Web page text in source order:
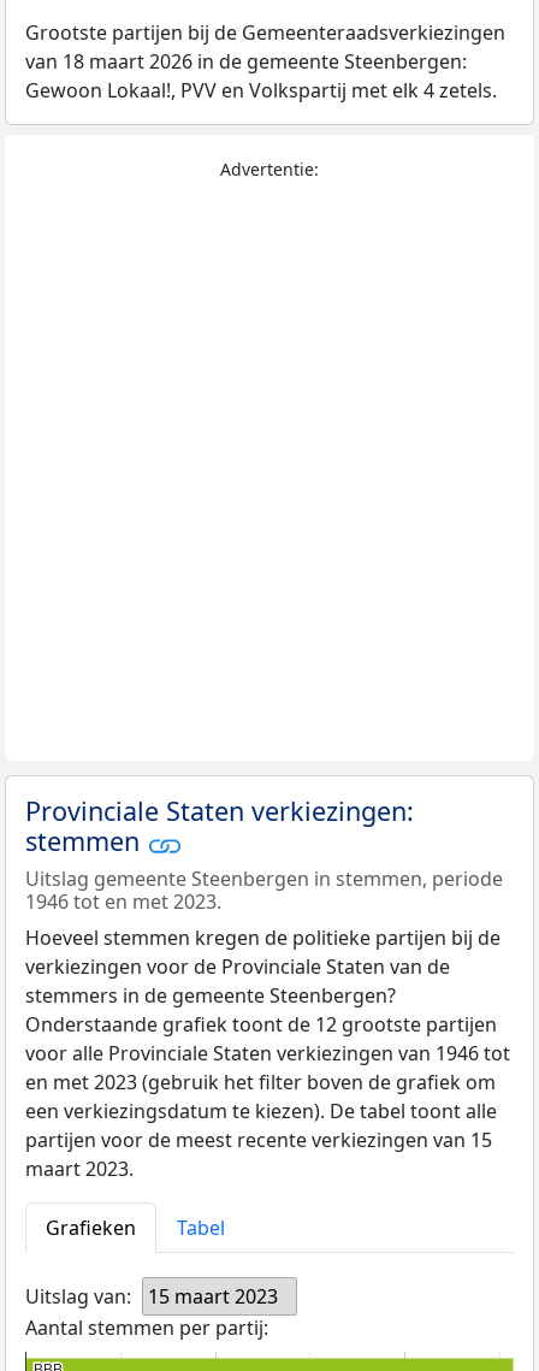
Grootste partijen bij de Gemeenteraadsverkiezingen
van 18 maart 2026 in de gemeente Steenbergen:
Gewoon Lokaal!, PVV en Volkspartij met elk 4 zetels.
Advertentie:
Provinciale Staten verkiezingen:
stemmen
Uitslag gemeente Steenbergen in stemmen, periode
1946 tot en met 2023.
Hoeveel stemmen kregen de politieke partijen bij de
verkiezingen voor de Provinciale Staten van de
stemmers in de gemeente Steenbergen?
Onderstaande grafiek toont de 12 grootste partijen
voor alle Provinciale Staten verkiezingen van 1946 tot
en met 2023 (gebruik het filter boven de grafiek om
een verkiezingsdatum te kiezen). De tabel toont alle
partijen voor de meest recente verkiezingen van 15
maart 2023.
Grafieken Tabel
Uitslag van:
15 maart 2023
Aantal stemmen per partij: